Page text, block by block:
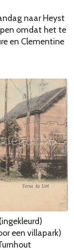
naar Heyst
omdat het te
en Clementine
een villapark)